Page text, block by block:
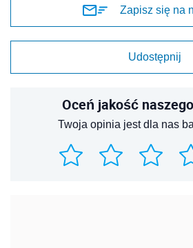
Zapisz się na
Udostępnij
Oceń jakość
Twoja opinia jest dla nas